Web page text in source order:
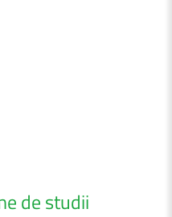
de studii